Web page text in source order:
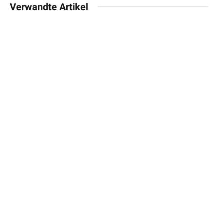
Verwandte Artikel